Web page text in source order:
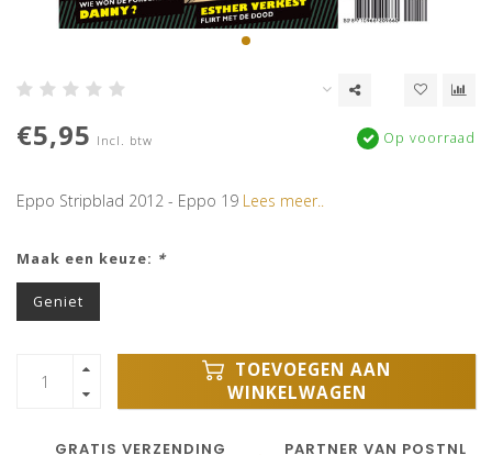
€5,95 Incl. btw Op voorraad
Eppo Stripblad 2012 - Eppo 19 Lees meer..
Maak een keuze: *
Geniet
TOEVOEGEN AAN
WINKELWAGEN
GRATIS VERZENDING PARTNER VAN POSTNL